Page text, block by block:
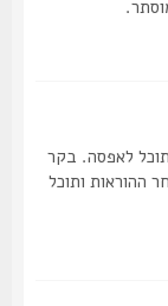
לאפסה. בקר
ותוכל